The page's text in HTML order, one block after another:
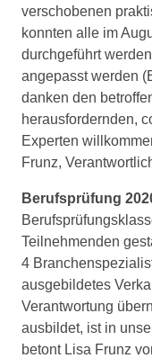
verschobenen
konnten alle im
durchgeführt
angepasst werden
danken den
herausfordernden,
Experten
Frunz,
Berufsprüfung
Teilnehmenden
4
ausgebildetes
Verantwortung
ausbildet, ist in
betont Lisa Frunz